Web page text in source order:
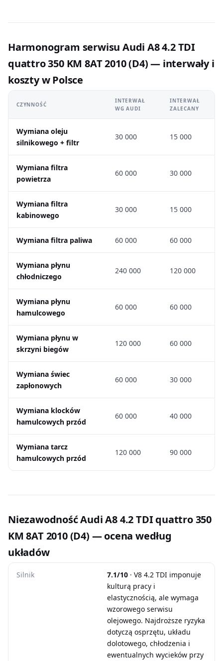
Harmonogram serwisu Audi A8 4.2 TDI
quattro 350 KM 8AT 2010 (D4) — interwały i
koszty w Polsce
CZYNNOŚĆ
INTERWAŁ
WG AUDI
INTERWAŁ
ZALECANY
Wymiana oleju
silnikowego + filtr
30 000 15 000
Wymiana filtra
powietrza
60 000 30 000
Wymiana filtra
kabinowego
30 000 15 000
Wymiana filtra paliwa 60 000 60 000
Wymiana płynu
chłodniczego
240 000 120 000
Wymiana płynu
hamulcowego
60 000 60 000
Wymiana płynu w
skrzyni biegów
120 000 60 000
Wymiana świec
zapłonowych
60 000 30 000
Wymiana klocków
hamulcowych przód
60 000 40 000
Wymiana tarcz
hamulcowych przód
120 000 90 000
Niezawodność Audi A8 4.2 TDI quattro 350
KM 8AT 2010 (D4) — ocena według
układów
Silnik 7.1/10 · V8 4.2 TDI imponuje
kulturą pracy i
elastycznością, ale wymaga
wzorowego serwisu
olejowego. Najdroższe ryzyka
dotyczą osprzętu, układu
dolotowego, chłodzenia i
ewentualnych wycieków przy